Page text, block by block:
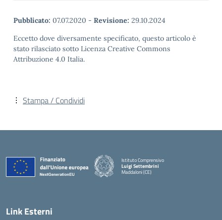
Pubblicato: 07.07.2020 - Revisione: 29.10.2024
Eccetto dove diversamente specificato, questo articolo è
stato rilasciato sotto Licenza Creative Commons
Attribuzione 4.0 Italia.
Stampa / Condividi
Istituto Comprensivo
Luigi Settembrini
Maddaloni (CE)
Link Esterni